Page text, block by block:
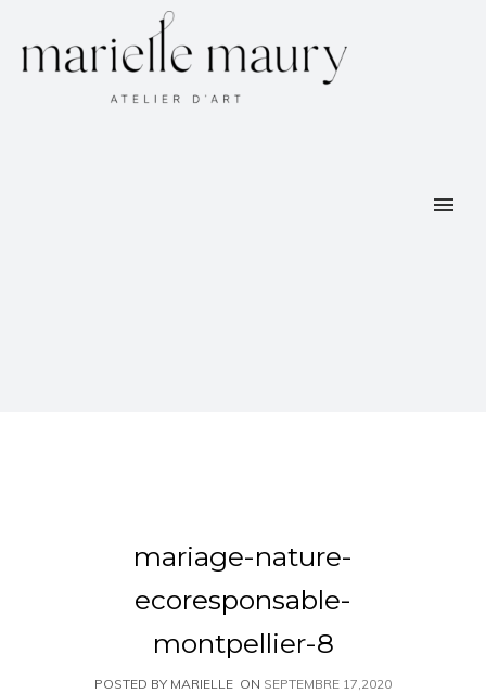
mariage-nature-
ecoresponsable-
montpellier-8
POSTED BY MARIELLE ON SEPTEMBRE 17,2020